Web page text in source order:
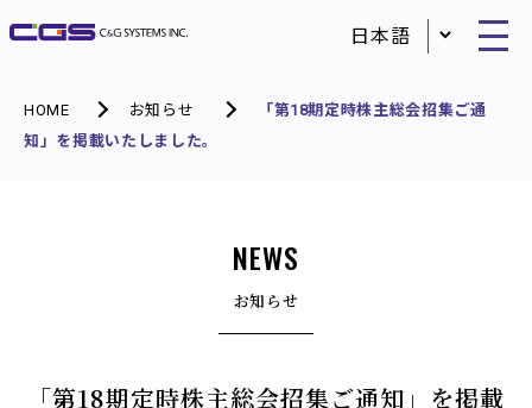
HOME お知らせ
「第18期定時株主総会招集ご通
知」を掲載いたしました。
NEWS
お知らせ
「第18期定時株主総会招集ご通知」を掲載